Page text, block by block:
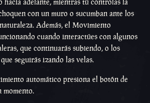
con un muro o sucumban ante los
Además, el Movimiento
cuando interactúes con algunos
que continuarás subiendo, o los
seguirás izando las velas.
automático presiona el botón de
momento.